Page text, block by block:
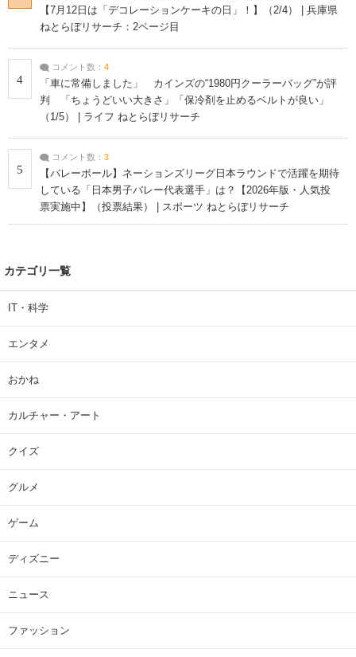
【7月12日は「デコレーションケーキの日」！】（2/4） | 兵庫県
ねとらぼリサーチ：2ページ目
4
コメント数： 4
「車に常備しました」 カインズの“1980円クーラーバッグ”が評
判 「ちょうどいい大きさ」「保冷剤を止めるベルトが良い」
（1/5） | ライフ ねとらぼリサーチ
5
コメント数： 3
【バレーボール】ネーションズリーグ日本ラウンドで活躍を期待
している「日本男子バレー代表選手」は？【2026年版・人気投
票実施中】（投票結果） | スポーツ ねとらぼリサーチ
カテゴリ一覧
IT・科学
エンタメ
おかね
カルチャー・アート
クイズ
グルメ
ゲーム
ディズニー
ニュース
ファッション